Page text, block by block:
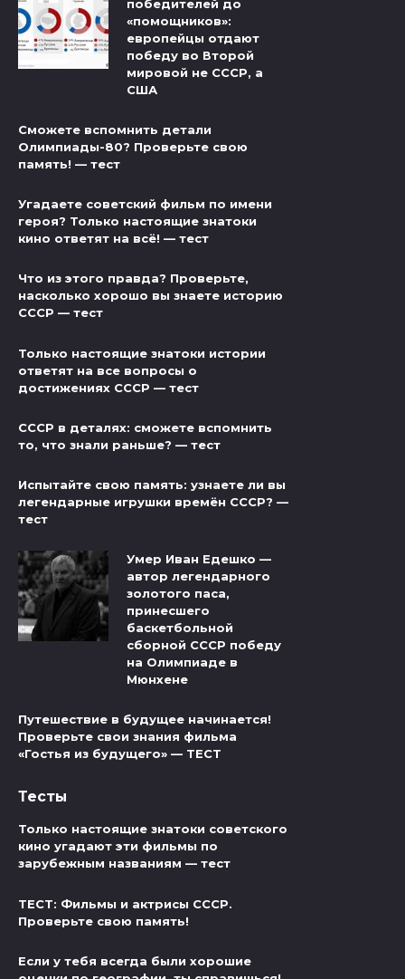
победителей до
«помощников»:
европейцы отдают
победу во Второй
мировой не СССР, а
США
Сможете вспомнить детали
Олимпиады-80? Проверьте свою
память! — тест
Угадаете советский фильм по имени
героя? Только настоящие знатоки
кино ответят на всё! — тест
Что из этого правда? Проверьте,
насколько хорошо вы знаете историю
СССР — тест
Только настоящие знатоки истории
ответят на все вопросы о
достижениях СССР — тест
СССР в деталях: сможете вспомнить
то, что знали раньше? — тест
Испытайте свою память: узнаете ли вы
легендарные игрушки времён СССР? —
тест
Умер Иван Едешко —
автор легендарного
золотого паса,
принесшего
баскетбольной
сборной СССР победу
на Олимпиаде в
Мюнхене
Путешествие в будущее начинается!
Проверьте свои знания фильма
«Гостья из будущего» — ТЕСТ
Тесты
Только настоящие знатоки советского
кино угадают эти фильмы по
зарубежным названиям — тест
ТЕСТ: Фильмы и актрисы СССР.
Проверьте свою память!
Если у тебя всегда были хорошие